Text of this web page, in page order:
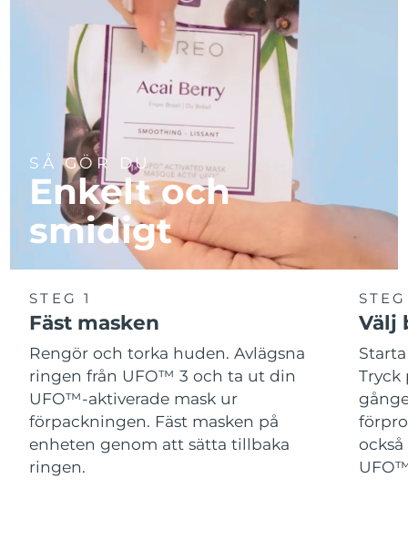
SÅ GÖR DU
Enkelt och
smidigt
STEG 1
Fäst masken
Rengör och torka huden. Avlägsna
ringen från UFO™ 3 och ta ut din
UFO™-aktiverade mask ur
förpackningen. Fäst masken på
enheten genom att sätta tillbaka
ringen.
Välj
Tryck